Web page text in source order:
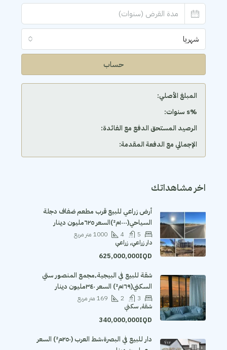
شهريا
حساب
المبلغ الأصلي:
‫%s سنوات:
الرصيد المستحق الدفع مع الفائدة:
الإجمالي مع الدفعة المقدمة:
اخر مشاهداتك
أرض زراعي للبيع قرب مطعم ضفاف دجلة
السياحي(١٠٠٠م²)السعر ٦٢٥مليون دينار
5
4
1000 متر مربع
دار زراعي, زراعي
625,000,000IQD
شقة للبيع في البيجية٬مجمع المنصور ستي
السكني(١٦٩م²) السعر ٣٤٠مليون دينار
3
2
169 متر مربع
شقة, سكني
340,000,000IQD
دار للبيع في البصرة،شط العرب (٢٥٠م²) السعر